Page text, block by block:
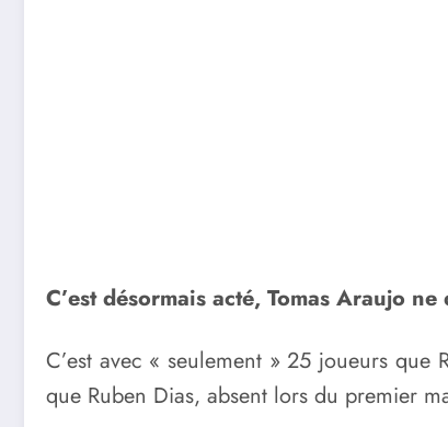
C’est désormais acté, Tomas Araujo
C’est avec « seulement » 25 joueurs
que Ruben Dias, absent lors du premier